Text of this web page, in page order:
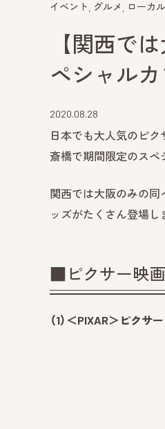
イベント グルメ ローカル
【関西で
ペシャル
2020.08.28
日本でも大人気のピク
斎橋で期間限定のスペ
関西では大阪のみの同
ッズがたくさん登場
■ピクサー映
（1）＜PIXAR＞ピクサ